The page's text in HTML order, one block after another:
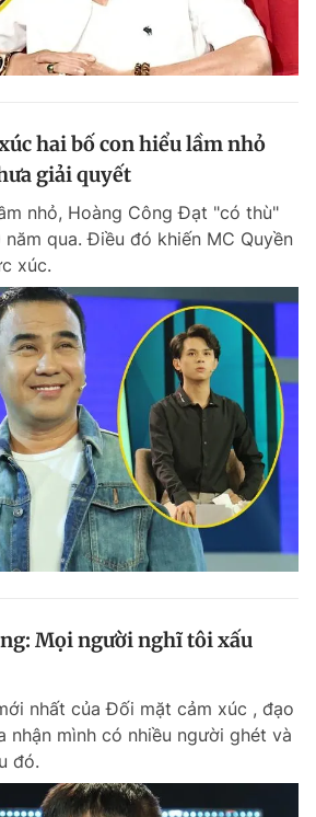
hai bố con hiểu lầm nhỏ
giải quyết
nhỏ, Hoàng Công Đạt "có thù"
qua. Điều đó khiến MC Quyền
xúc.
Mọi người nghĩ tôi xấu
nhất của Đối mặt cảm xúc , đạo
nhận mình có nhiều người ghét và
đó.